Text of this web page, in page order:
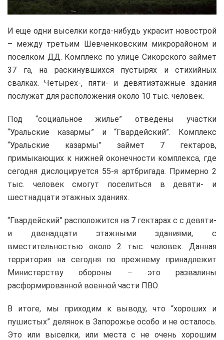
И еще одни выселки когда-нибудь украсит новострой
– между третьим Шевченковским микрорайоном и
поселком ДД. Комплекс по улице Сикорского займет
37 га, на раскинувшихся пустырях и стихийных
свалках. Четырех-, пяти- и девятиэтажные здания
послужат для расположения около 10 тыс. человек.
Под “социальное жилье” отведены участки
“Уральские казармы” и “Гвардейский”. Комплекс
“Уральские казармы” займет 7 гектаров,
примыкающих к нижней оконечности комплекса, где
сегодня дислоцируется 55-я артбригада. Примерно 2
тыс. человек смогут поселиться в девяти- и
шестнадцати этажных зданиях.
“Гвардейский” расположится на 7 гектарах с с девяти-
и двенадцати этажными зданиями, с
вместительностью около 2 тыс. человек. Данная
территория на сегодня по прежнему принадлежит
Министерству обороны – это развалины
расформированной военной части ПВО.
В итоге, мы приходим к выводу, что “хороших и
пушистых” делянок в Запорожье особо и не осталось.
Это или выселки, или места с не очень хорошим